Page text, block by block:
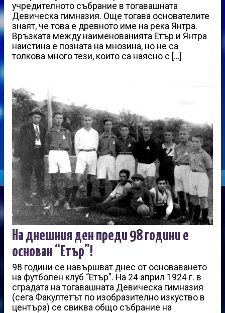
учредителното събрание в тогавашната
Девическа гимназия. Още тогава основателите
знаят, че това е древното име на река Янтра.
Връзката между наименованията Етър и Янтра
наистина е позната на мнозина, но не са
толкова много тези, които са наясно с […]
На днешния ден преди 98 години е
основан “Етър”!
98 години се навършват днес от основаването
на футболен клуб “Етър”. На 24 април 1924 г. в
сградата на тогавашната Девическа гимназия
(сега Факултетът по изобразително изкуство в
центъра) се свиква общо събрание на